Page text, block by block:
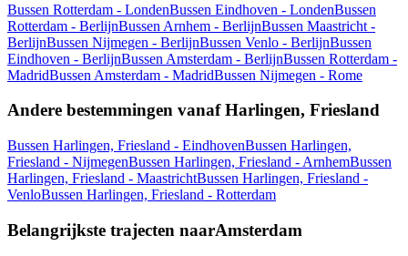
Bussen Rotterdam - LondenBussen Eindhoven - LondenBussen
Rotterdam - BerlijnBussen Arnhem - BerlijnBussen Maastricht -
BerlijnBussen Nijmegen - BerlijnBussen Venlo - BerlijnBussen
Eindhoven - BerlijnBussen Amsterdam - BerlijnBussen Rotterdam -
MadridBussen Amsterdam - MadridBussen Nijmegen - Rome
Andere bestemmingen vanaf Harlingen, Friesland
Bussen Harlingen, Friesland - EindhovenBussen Harlingen,
Friesland - NijmegenBussen Harlingen, Friesland - ArnhemBussen
Harlingen, Friesland - MaastrichtBussen Harlingen, Friesland -
VenloBussen Harlingen, Friesland - Rotterdam
Belangrijkste trajecten naarAmsterdam